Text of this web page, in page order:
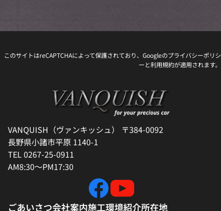
このサイトはreCAPTCHAによって保護されており、Googleのプライバシーポリシ
ーと利用規約が適用されます。
VANQUISH（ヴァンキッシュ） 〒384-0092
長野県小諸市平原 1140-1
TEL 0267-25-0911
AM8:30～PM17:30
ごあいさつ会社案内施工環境紹介所在地